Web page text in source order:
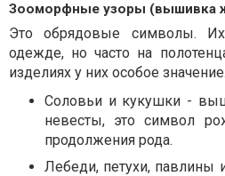
Зооморфные узоры (вышивка
Это обрядовые символы.
одежде, но часто на
изделиях у них особое значение.
Соловьи и кукушки -
невесты, это символ
продолжения рода.
Лебеди, петухи, павлины